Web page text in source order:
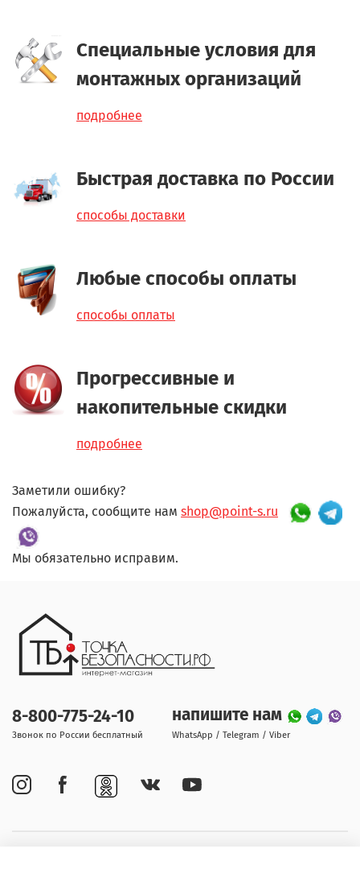
Специальные условия для
монтажных организаций
подробнее
Быстрая доставка по России
способы доставки
Любые способы оплаты
способы оплаты
Прогрессивные и
накопительные скидки
подробнее
Заметили ошибку?
Пожалуйста, сообщите нам shop@point-s.ru
Мы обязательно исправим.
8-800-775-24-10
Звонок по России бесплатный
напишите нам
WhatsApp / Telegram / Viber